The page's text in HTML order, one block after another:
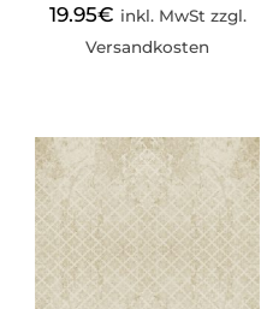
19.95€ inkl. MwSt zzgl.
Versandkosten